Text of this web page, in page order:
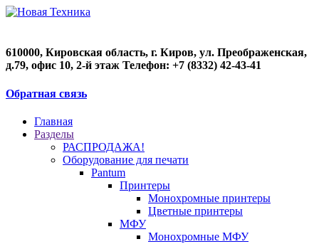
610000, Кировская область, г. Киров, ул. Преображенская,
д.79, офис 10, 2-й этаж Телефон: +7 (8332) 42-43-41
Обратная связь
Главная
Разделы
РАСПРОДАЖА!
Оборудование для печати
Pantum
Принтеры
Монохромные принтеры
Цветные принтеры
МФУ
Монохромные МФУ